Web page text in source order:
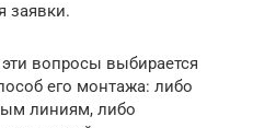
заявки.
вопросы выбирается
его монтажа: либо
линиям, либо